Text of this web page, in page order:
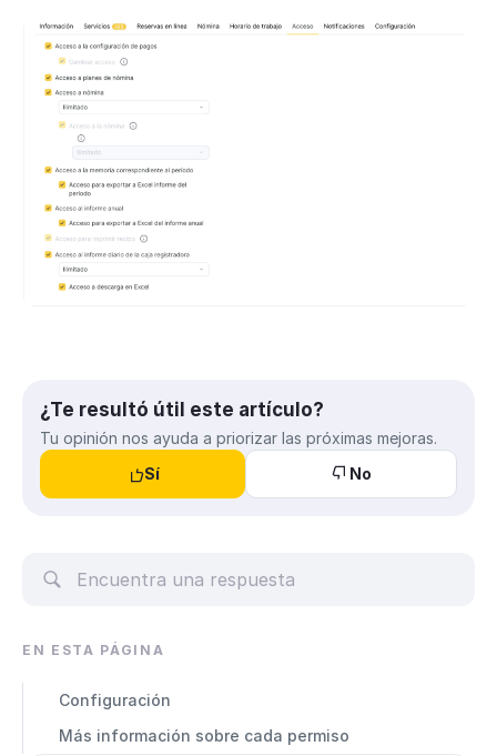
¿Te resultó útil este artículo?
Tu opinión nos ayuda a priorizar las próximas mejoras.
Sí
No
EN ESTA PÁGINA
Configuración
Más información sobre cada permiso